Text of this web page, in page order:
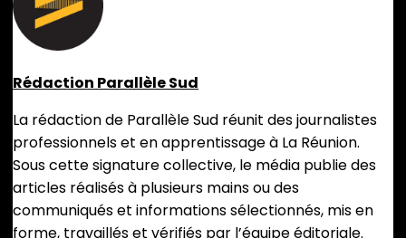
Rédaction Parallèle Sud
La rédaction de Parallèle Sud réunit des journalistes
professionnels et en apprentissage à La Réunion.
Sous cette signature collective, le média publie des
articles réalisés à plusieurs mains ou des
communiqués et informations sélectionnés, mis en
forme, travaillés et vérifiés par l’équipe éditoriale.